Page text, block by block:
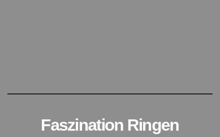
Faszination Ringen